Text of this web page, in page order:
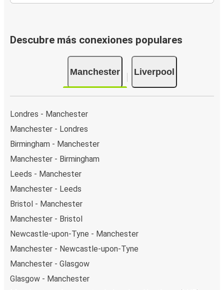
Descubre más conexiones populares
Manchester Liverpool
Londres - Manchester
Manchester - Londres
Birmingham - Manchester
Manchester - Birmingham
Leeds - Manchester
Manchester - Leeds
Bristol - Manchester
Manchester - Bristol
Newcastle-upon-Tyne - Manchester
Manchester - Newcastle-upon-Tyne
Manchester - Glasgow
Glasgow - Manchester